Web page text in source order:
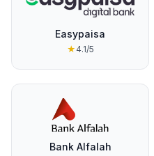
Easypaisa
★ 4.1/5
Bank Alfalah